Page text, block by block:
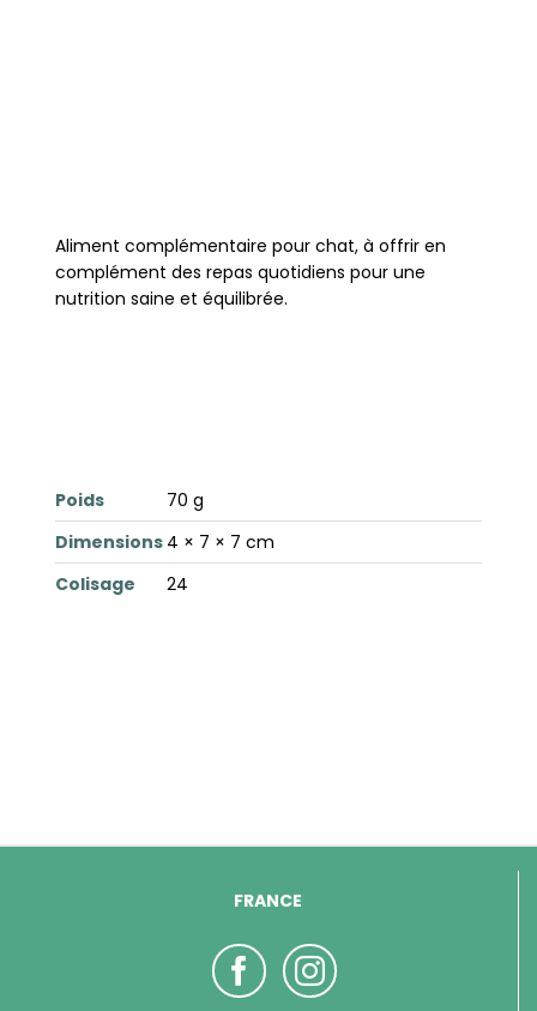
Aliment complémentaire pour chat, à offrir en
complément des repas quotidiens pour une
nutrition saine et équilibrée.
Poids
70 g
Dimensions 4 × 7 × 7 cm
Colisage
24
FRANCE